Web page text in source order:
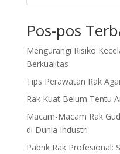
Pos-pos
Mengurangi Risiko
Berkualitas
Tips Perawatan Rak
Rak Kuat Belum Tentu
Macam-Macam Rak
di Dunia Industri
Pabrik Rak Profesional: